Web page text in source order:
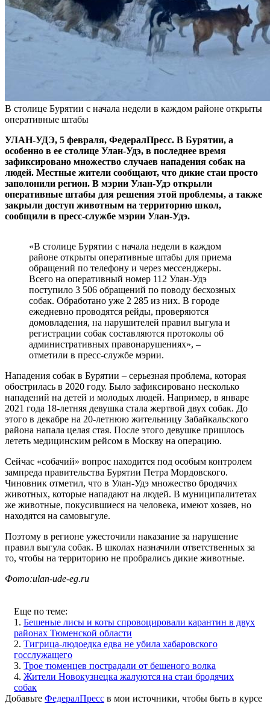
В столице Бурятии с начала недели в каждом районе открыты
оперативные штабы
УЛАН-УДЭ, 5 февраля, ФедералПресс. В Бурятии, а
особенно в ее столице Улан-Удэ, в последнее время
зафиксировано множество случаев нападения собак на
людей. Местные жители сообщают, что дикие стаи просто
заполонили регион. В мэрии Улан-Удэ открыли
оперативные штабы для решения этой проблемы, а также
закрыли доступ животным на территорию школ,
сообщили в пресс-службе мэрии Улан-Удэ.
«В столице Бурятии с начала недели в каждом
районе открыты оперативные штабы для приема
обращений по телефону и через мессенджеры.
Всего на оперативный номер 112 Улан-Удэ
поступило 3 506 обращений по поводу бесхозных
собак. Обработано уже 2 285 из них. В городе
ежедневно проводятся рейды, проверяются
домовладения, на нарушителей правил выгула и
регистрации собак составляются протоколы об
административных правонарушениях», –
отметили в пресс-службе мэрии.
Нападения собак в Бурятии – серьезная проблема, которая
обострилась в 2020 году. Было зафиксировано несколько
нападений на детей и молодых людей. Например, в январе
2021 года 18-летняя девушка стала жертвой двух собак. До
этого в декабре на 20-летнюю жительницу Забайкальского
района напала целая стая. После этого девушке пришлось
лететь медицинским рейсом в Москву на операцию.
Сейчас «собачий» вопрос находится под особым контролем
зампреда правительства Бурятии Петра Мордовского.
Чиновник отметил, что в Улан-Удэ множество бродячих
животных, которые нападают на людей. В муниципалитетах
же животные, покусившиеся на человека, имеют хозяев, но
находятся на самовыгуле.
Поэтому в регионе ужесточили наказание за нарушение
правил выгула собак. В школах назначили ответственных за
то, чтобы на территорию не пробрались дикие животные.
Фото:ulan-ude-eg.ru
Еще по теме:
1. Бешеные лисы и коты спровоцировали карантин в двух
районах Тюменской области
2. Тигрица-людоедка едва не убила хабаровского
госслужащего
3. Трое тюменцев пострадали от бешеного волка
4. Жители Новокузнецка жалуются на стаи бродячих
собак
Добавьте ФедералПресс в мои источники, чтобы быть в курсе